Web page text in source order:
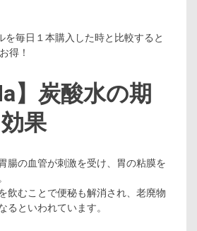
を毎日１本購入した時と比較すると
得！
】炭酸水の期
果
腸の血管が刺激を受け、胃の粘膜を
飲むことで便秘も解消され、老廃物
るといわれています。